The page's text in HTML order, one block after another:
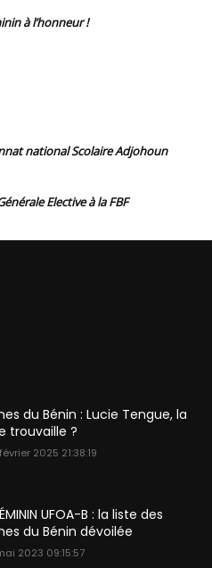
du Bénin : Lucie Tengue, la
trouvaille ?
2025 21:38:19
UFOA-B : la liste des
du Bénin dévoilée
2023 09:15:57